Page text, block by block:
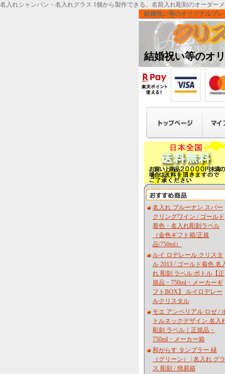
名入れシャンパン・名入れグラス 1個から製作できる。名前入れ彫刻のオーダー
結婚祝い等のオリジナルプレ
結婚祝い等のオ
名入れ ブルーナン スパー
クリングワイン / ゴールド
着色・名入れ彫刻ラベル
（金色ギフト箱/正規
品/750ml）
ルイ ロデレール クリスタ
ル 2013 / ゴールド着色 名
れ 彫刻 ラベル ボトル【正
規品・750ml・メーカーギ
フトBOX】 ルイロデレー
ルクリスタル
モエ アンペリアル ロゼ /
トルネックデザイン 名入
彫刻 ラベル｜正規品・
750ml・メーカー箱
和がらす タンブラー 緑
（グリーン） | 名入れ グラ
ス 彫刻 / 簡易箱